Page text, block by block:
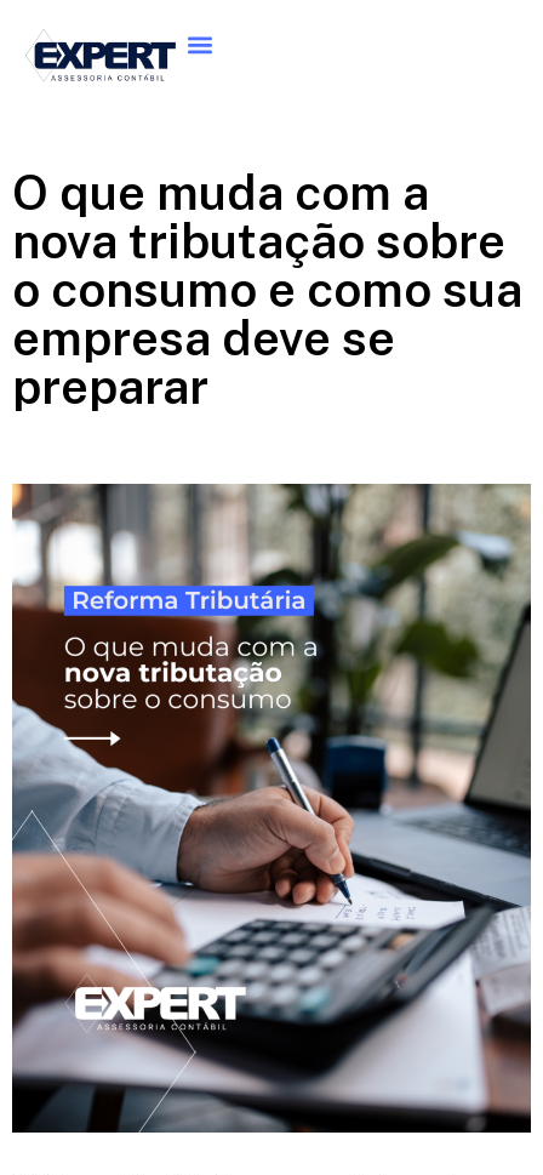
O que muda com a
nova tributação sobre
o consumo e como sua
empresa deve se
preparar